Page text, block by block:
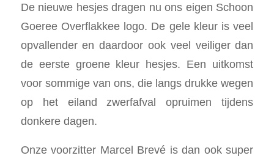
De nieuwe hesjes dragen nu ons eigen Schoon
Goeree Overflakkee logo. De gele kleur is veel
opvallender en daardoor ook veel veiliger dan
de eerste groene kleur hesjes. Een uitkomst
voor sommige van ons, die langs drukke wegen
op het eiland zwerfafval opruimen tijdens
donkere dagen.
Onze voorzitter Marcel Brevé is dan ook super